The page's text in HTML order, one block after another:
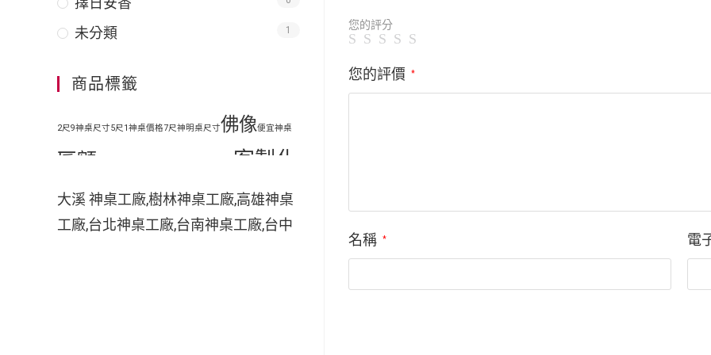
您的評分
您的評價 *
名稱 * 電
未分類 1
商品標籤
2尺9神桌尺寸5尺1神桌價格7尺神明桌尺寸佛像便宜神桌
匾額 客製化
客製化手工木雕匾額客製
化手工雕刻匾額客製化整修貼金彩
大溪 神桌工廠,樹林神桌工廠,高雄神桌
工廠,台北神桌工廠,台南神桌工廠,台中